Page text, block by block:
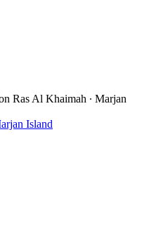
Ras Al Khaimah ∙ Marjan
Island